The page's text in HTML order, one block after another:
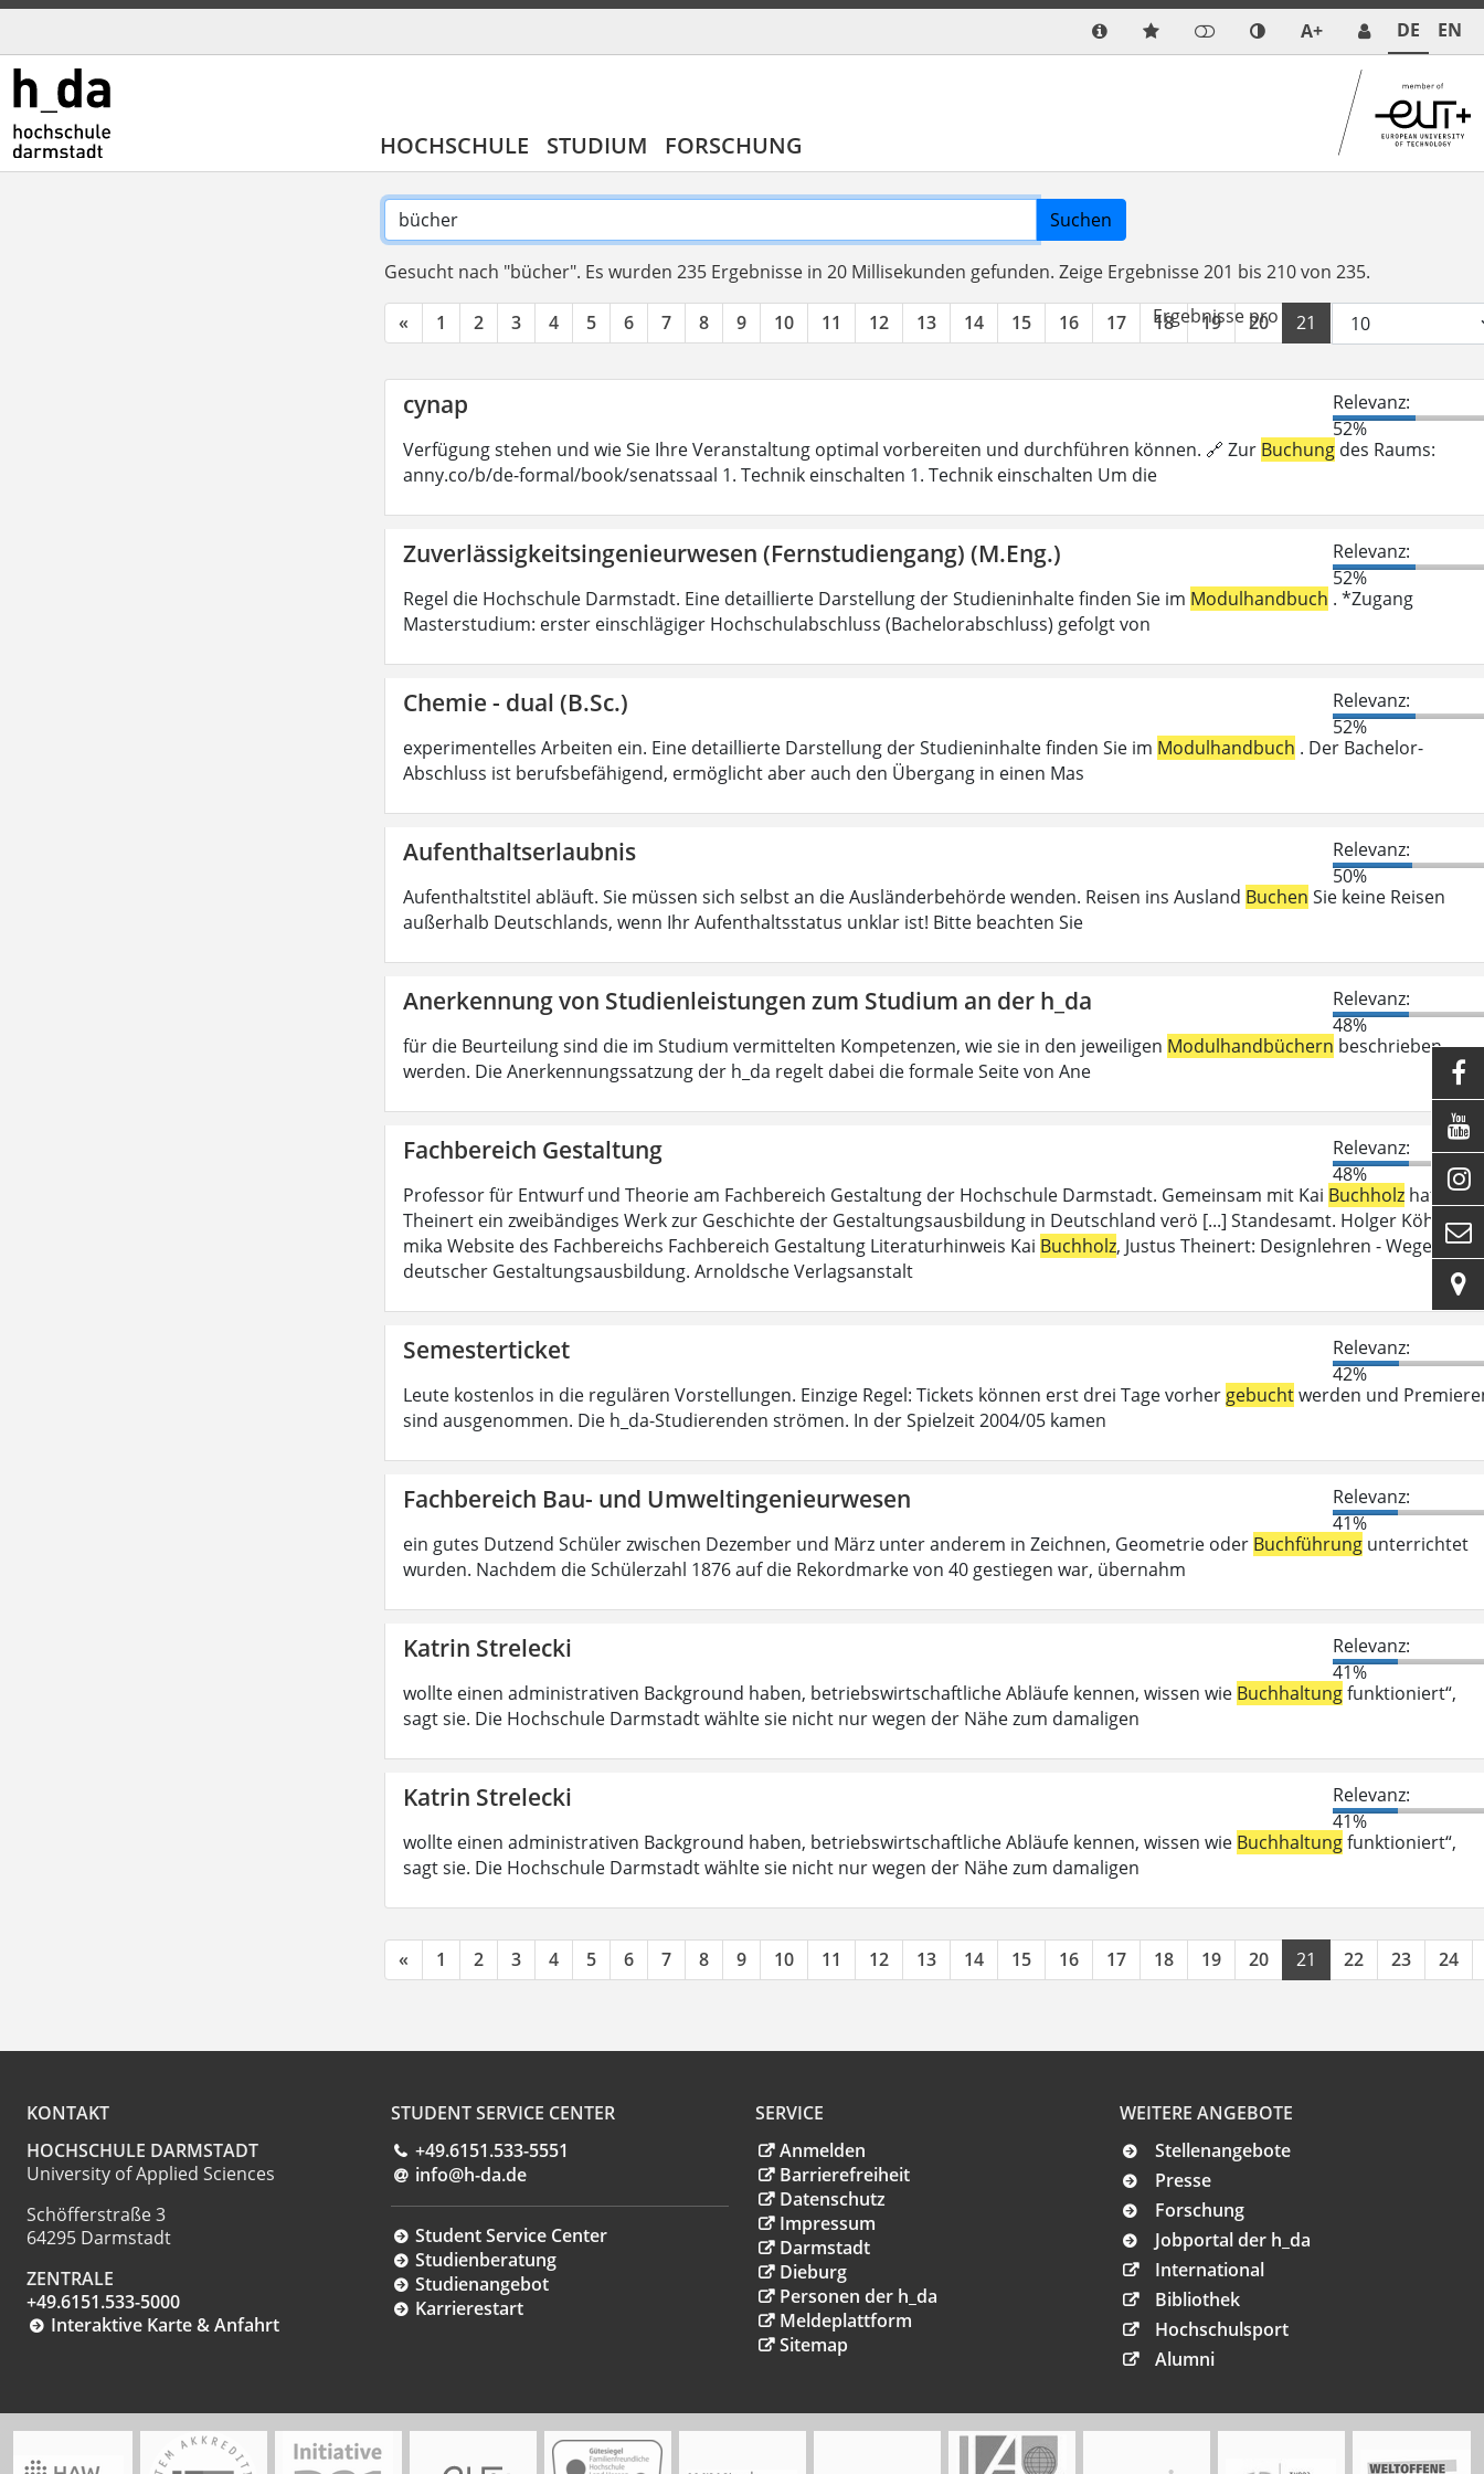
A+ DE EN
HOCHSCHULE STUDIUM FORSCHUNG
Suchen
Gesucht nach "bücher". Es wurden 235 Ergebnisse in 20 Millisekunden gefunden. Zeige Ergebnisse 201 bis 210 von 235.
« 1 2 3 4 5 6 7 8 9 10 11 12 13 14 15 16 17 18 19 20 21 22
Ergebnisse pro Seite:
cynap
Relevanz:
52%
Verfügung stehen und wie Sie Ihre Veranstaltung optimal vorbereiten und durchführen können. 🔗 Zur Buchung des Raums:
anny.co/b/de-formal/book/senatssaal 1. Technik einschalten 1. Technik einschalten Um die
Zuverlässigkeitsingenieurwesen (Fernstudiengang) (M.Eng.)
Relevanz:
52%
Regel die Hochschule Darmstadt. Eine detaillierte Darstellung der Studieninhalte finden Sie im Modulhandbuch . *Zugang
Masterstudium: erster einschlägiger Hochschulabschluss (Bachelorabschluss) gefolgt von
Chemie - dual (B.Sc.)
Relevanz:
52%
experimentelles Arbeiten ein. Eine detaillierte Darstellung der Studieninhalte finden Sie im Modulhandbuch . Der Bachelor-
Abschluss ist berufsbefähigend, ermöglicht aber auch den Übergang in einen Mas
Aufenthaltserlaubnis
Relevanz:
50%
Aufenthaltstitel abläuft. Sie müssen sich selbst an die Ausländerbehörde wenden. Reisen ins Ausland Buchen Sie keine Reisen
außerhalb Deutschlands, wenn Ihr Aufenthaltsstatus unklar ist! Bitte beachten Sie
Anerkennung von Studienleistungen zum Studium an der h_da
Relevanz:
48%
für die Beurteilung sind die im Studium vermittelten Kompetenzen, wie sie in den jeweiligen Modulhandbüchern beschrieben
werden. Die Anerkennungssatzung der h_da regelt dabei die formale Seite von Ane
Fachbereich Gestaltung
Relevanz:
48%
Professor für Entwurf und Theorie am Fachbereich Gestaltung der Hochschule Darmstadt. Gemeinsam mit Kai Buchholz hat
Theinert ein zweibändiges Werk zur Geschichte der Gestaltungsausbildung in Deutschland verö [...] Standesamt. Holger Köhn,
mika Website des Fachbereichs Fachbereich Gestaltung Literaturhinweis Kai Buchholz, Justus Theinert: Designlehren - Wege
deutscher Gestaltungsausbildung. Arnoldsche Verlagsanstalt
Semesterticket
Relevanz:
42%
Leute kostenlos in die regulären Vorstellungen. Einzige Regel: Tickets können erst drei Tage vorher gebuchtwerden und
sind ausgenommen. Die h_da-Studierenden strömen. In der Spielzeit 2004/05 kamen
Fachbereich Bau- und Umweltingenieurwesen
Relevanz:
41%
ein gutes Dutzend Schüler zwischen Dezember und März unter anderem in Zeichnen, Geometrie oder Buchführung unterrichtet
wurden. Nachdem die Schülerzahl 1876 auf die Rekordmarke von 40 gestiegen war, übernahm
Katrin Strelecki
Relevanz:
41%
wollte einen administrativen Background haben, betriebswirtschaftliche Abläufe kennen, wissen wie Buchhaltungfunktioniert“,
sagt sie. Die Hochschule Darmstadt wählte sie nicht nur wegen der Nähe zum damaligen
Katrin Strelecki
Relevanz:
41%
wollte einen administrativen Background haben, betriebswirtschaftliche Abläufe kennen, wissen wie Buchhaltungfunktioniert“,
sagt sie. Die Hochschule Darmstadt wählte sie nicht nur wegen der Nähe zum damaligen
« 1 2 3 4 5 6 7 8 9 10 11 12 13 14 15 16 17 18 19 20 21 22 23 24
KONTAKT
HOCHSCHULE DARMSTADT
University of Applied Sciences
Schöfferstraße 3
64295 Darmstadt
ZENTRALE
+49.6151.533-5000
Interaktive Karte & Anfahrt
STUDENT SERVICE CENTER
+49.6151.533-5551
info@h-da.de
Student Service Center
Studienberatung
Studienangebot
Karrierestart
SERVICE
Anmelden
Barrierefreiheit
Datenschutz
Impressum
Darmstadt
Dieburg
Personen der h_da
Meldeplattform
Sitemap
WEITERE ANGEBOTE
Stellenangebote
Presse
Forschung
Jobportal der h_da
International
Bibliothek
Hochschulsport
Alumni




